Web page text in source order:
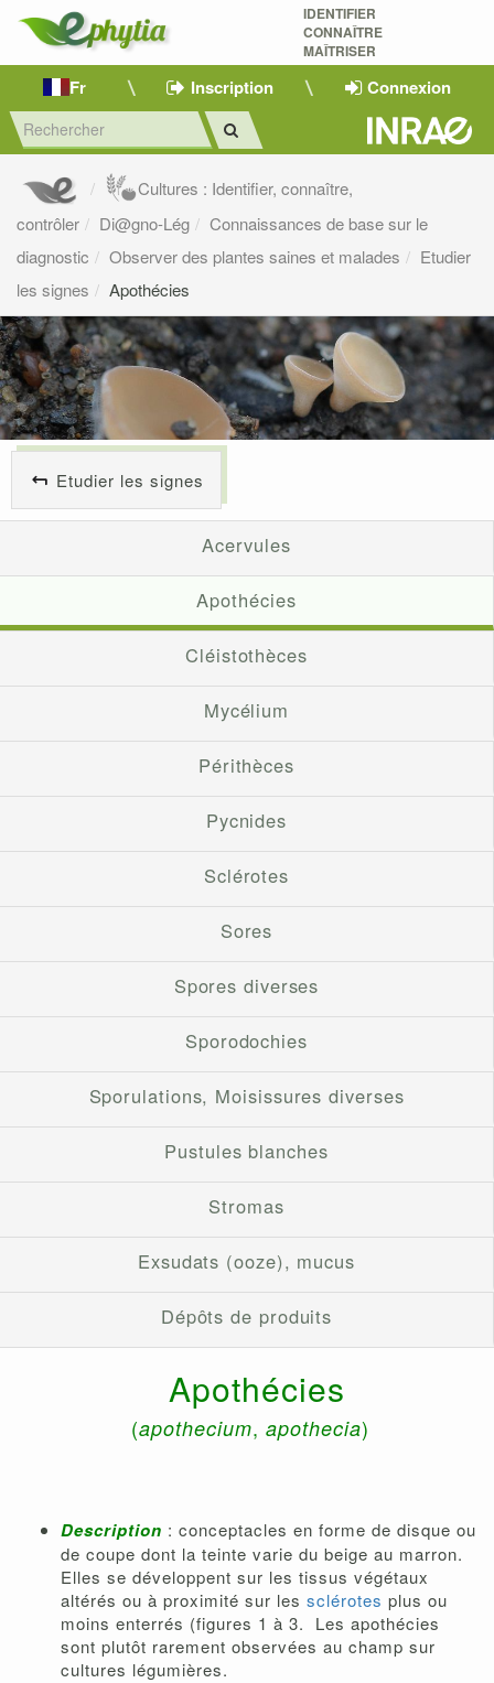
IDENTIFIER
CONNAÎTRE
MAÎTRISER
Fr Inscription Connexion
Cultures : Identifier, connaître,
contrôler
Di@gno-Lég
Connaissances de base sur le
diagnostic
Observer des plantes saines et malades
Etudier
les signes
Apothécies
Etudier les signes
Acervules
Apothécies
Cléistothèces
Mycélium
Périthèces
Pycnides
Sclérotes
Sores
Spores diverses
Sporodochies
Sporulations, Moisissures diverses
Pustules blanches
Stromas
Exsudats (ooze), mucus
Dépôts de produits
Apothécies
(apothecium, apothecia)
Description : conceptacles en forme de disque ou
de coupe dont la teinte varie du beige au marron.
Elles se développent sur les tissus végétaux
altérés ou à proximité sur les sclérotes plus ou
moins enterrés (figures 1 à 3. Les apothécies
sont plutôt rarement observées au champ sur
cultures légumières.